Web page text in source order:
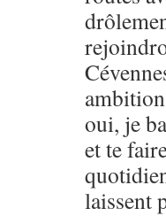
oui, je
et te
laissent